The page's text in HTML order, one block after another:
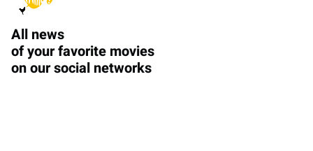
All news
of your favorite movies
on our social networks